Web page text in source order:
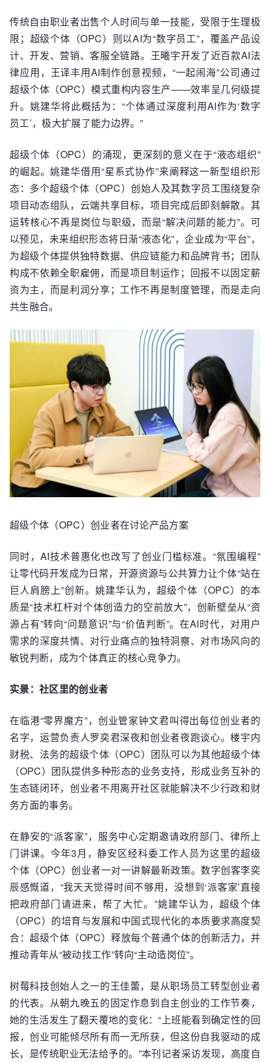
传统自由职业者出售个人时间与单一技能，受限于生理极
限；超级个体（OPC）则以AI为“数字员工”，覆盖产品设
计、开发、营销、客服全链路。王曦宇开发了近百款AI法
律应用，王译丰用AI制作创意视频，“一起闹海”公司通过
超级个体（OPC）模式重构内容生产——效率呈几何级提
升。姚建华将此概括为：“个体通过深度利用AI作为‘数字
员工’，极大扩展了能力边界。”
超级个体（OPC）的涌现，更深刻的意义在于“液态组织”
的崛起。姚建华借用“星系式协作”来阐释这一新型组织形
态：多个超级个体（OPC）创始人及其数字员工围绕复杂
项目动态组队，云端共享目标，项目完成后即刻解散。其
运转核心不再是岗位与职级，而是“解决问题的能力”。可
以预见，未来组织形态将日渐“液态化”，企业成为“平台”，
为超级个体提供独特数据、供应链能力和品牌背书；团队
构成不依赖全职雇佣，而是项目制运作；回报不以固定薪
资为主，而是利润分享；工作不再是制度管理，而是走向
共生融合。
超级个体（OPC）创业者在讨论产品方案
同时，AI技术普惠化也改写了创业门槛标准。“氛围编程”
让零代码开发成为日常，开源资源与公共算力让个体“站在
巨人肩膀上”创新。姚建华认为，超级个体（OPC）的本
质是“技术杠杆对个体创造力的空前放大”，创新壁垒从“资
源占有”转向“问题意识”与“价值判断”。在AI时代，对用户
需求的深度共情、对行业痛点的独特洞察、对市场风向的
敏锐判断，成为个体真正的核心竞争力。
实景：社区里的创业者
在临港“零界魔方”，创业管家钟文君叫得出每位创业者的
名字，运营负责人罗奕君深夜和创业者夜跑谈心。楼宇内
财税、法务的超级个体（OPC）团队可以为其他超级个体
（OPC）团队提供多种形态的业务支持，形成业务互补的
生态链闭环，创业者不用离开社区就能解决不少行政和财
务方面的事务。
在静安的“派客家”，服务中心定期邀请政府部门、律所上
门讲课。今年3月，静安区经科委工作人员为这里的超级
个体（OPC）创业者一对一讲解最新政策。数字创客李奕
辰感慨道，“我天天觉得时间不够用，没想到‘派客家’直接
把政府部门请进来，帮了大忙。”姚建华认为，超级个体
（OPC）的培育与发展和中国式现代化的本质要求高度契
合：超级个体（OPC）释放每个普通个体的创新活力，并
推动青年从“被动找工作”转向“主动造岗位”。
树莓科技创始人之一的王佳蕾，是从职场员工转型创业者
的代表。从朝九晚五的固定作息到自主创业的工作节奏，
她的生活发生了翻天覆地的变化：“上班能看到确定性的回
报，创业可能倾尽所有而一无所获，但这份自我驱动的成
长，是传统职业无法给予的。”本刊记者采访发现，高度自